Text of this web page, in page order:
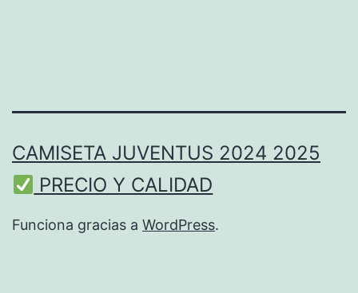
CAMISETA JUVENTUS 2024 2025
PRECIO Y CALIDAD
Funciona gracias a WordPress.